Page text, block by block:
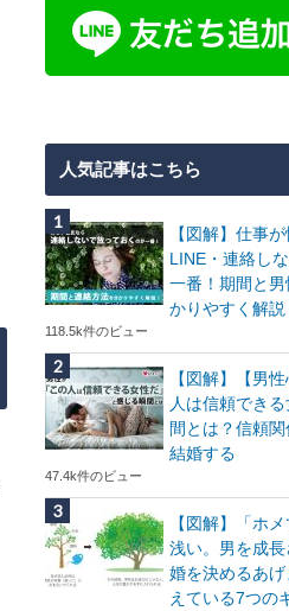
人気記事はこちら
【図解】仕事
LINE・連絡し
一番！期間と
かりやすく解説
118.5k件のビュー
【図解】【男
人は信頼でき
間とは？信頼
結婚する
47.4k件のビュー
【図解】「ホ
浅い。男を成
婚を決めるあ
えている7つの